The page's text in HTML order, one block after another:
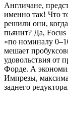
Англичане,
именно так! Что
решили они,
пьянит? Да,
«по номиналу
мешает
удовольствия от
Форде. А
Импрезы,
заднего редуктора.